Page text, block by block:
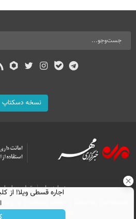
نسخه دسکتاپ
درباره ما تماس با ما
is licensed under a Creative Commons
International License.